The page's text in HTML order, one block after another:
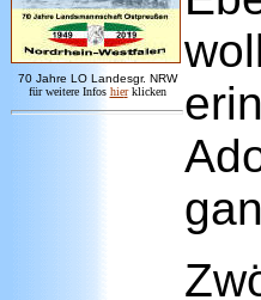
70 Jahre LO Landesgr. NRW
für weitere Infos hier klicken